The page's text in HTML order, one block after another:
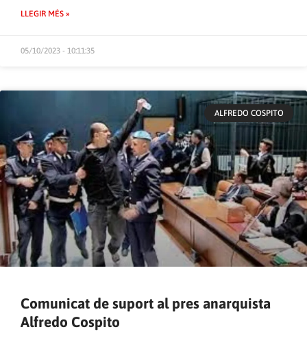
LLEGIR MÉS »
05/10/2023 - 10:11:35
ALFREDO COSPITO
Comunicat de suport al pres anarquista
Alfredo Cospito